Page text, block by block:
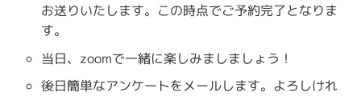
お送りいたします。この時点でご予約完了となりま
す。
当日、zoomで一緒に楽しみましましょう！
後日簡単なアンケートをメールします。よろしけれ